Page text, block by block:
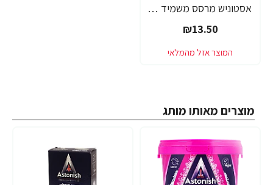
אסטוניש מרסס משמיד עובש - 750 מ"ל - מבית יעקבי
₪13.50
מוצרים מאותו מותג